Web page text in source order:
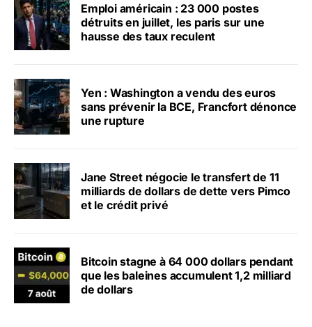
Emploi américain : 23 000 postes
détruits en juillet, les paris sur une
hausse des taux reculent
Yen : Washington a vendu des euros
sans prévenir la BCE, Francfort dénonce
une rupture
Jane Street négocie le transfert de 11
milliards de dollars de dette vers Pimco
et le crédit privé
Bitcoin stagne à 64 000 dollars pendant
que les baleines accumulent 1,2 milliard
de dollars